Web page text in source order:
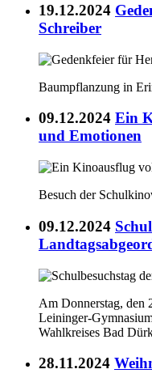
19.12.2024
Schreiber
Baumpflanzung in
09.12.2024 Ein
und Emotionen
Besuch der
09.12.2024
Am Donnerstag, den
Leininger-
Wahlkreises Bad
28.11.2024